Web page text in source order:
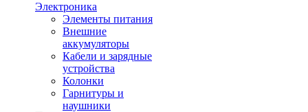
Электроника
Элементы питания
Внешние
аккумуляторы
Кабели и зарядные
устройства
Колонки
Гарнитуры и
наушники